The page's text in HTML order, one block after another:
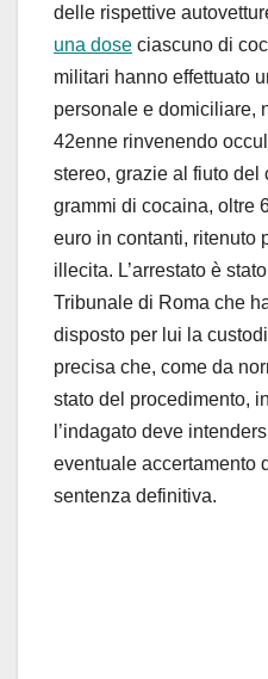
delle rispettive
una dose ciascuno di
militari hanno effettuato
personale e domiciliare,
42enne rinvenendo
stereo, grazie al fiuto del
grammi di cocaina, oltre
euro in contanti, ritenuto
illecita. L’arrestato è
Tribunale di Roma che
disposto per lui la
precisa che, come da
stato del procedimento,
l’indagato deve
eventuale accertamento
sentenza definitiva.